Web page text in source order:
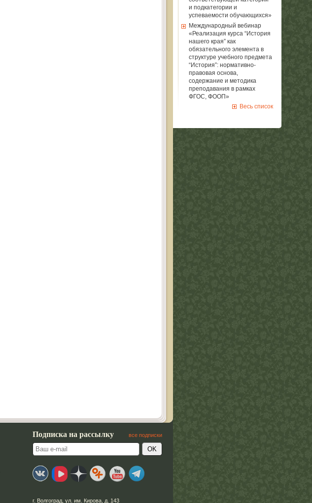
и подкатегории и
успеваемости обучающихся»
Международный вебинар
«Реализация курса “История
нашего края” как
обязательного элемента в
структуре учебного предмета
“История”: нормативно-
правовая основа,
содержание и методика
преподавания в рамках
ФГОС, ФООП»
Весь список
Подписка на рассылку все подписки
г. Волгоград ул. им. Кирова, д. 143